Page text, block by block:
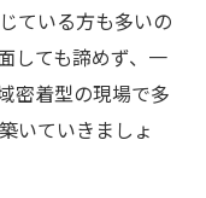
ている方も多いの
しても諦めず、一
密着型の現場で多
いていきましょ